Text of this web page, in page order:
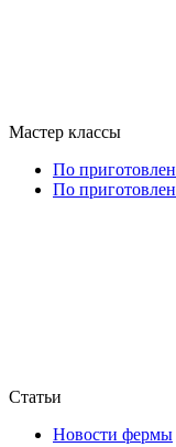
Мастер классы
По
По
Статьи
Новости фермы